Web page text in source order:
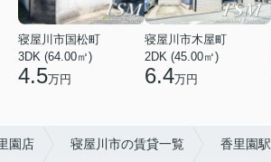
寝屋川市国松町
3DK (64.00㎡)
4.5万円
寝屋川市木屋町
2DK (45.00㎡)
6.4万円
園店 寝屋川市の賃貸一覧 香里園駅